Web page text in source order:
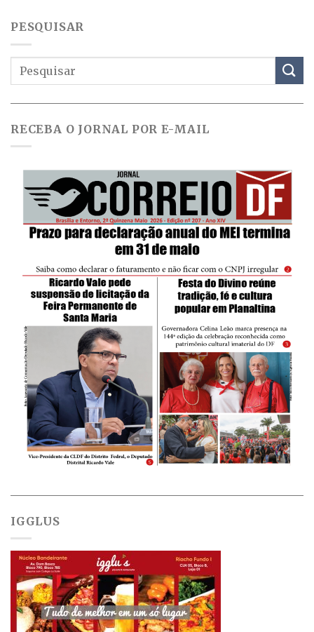
PESQUISAR
RECEBA O JORNAL POR E-MAIL
IGGLUS